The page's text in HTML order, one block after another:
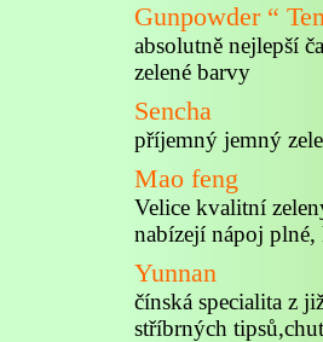
Gunpowder “
absolutně nejlepší
zelené barvy
Sencha
příjemný jemný
Mao feng
Velice kvalitní
nabízejí nápoj
Yunnan
čínská specialita z
stříbrných